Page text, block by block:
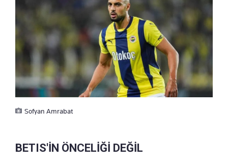
Sofyan Amrabat
BETIS'İN ÖNCELİĞİ DEĞİL